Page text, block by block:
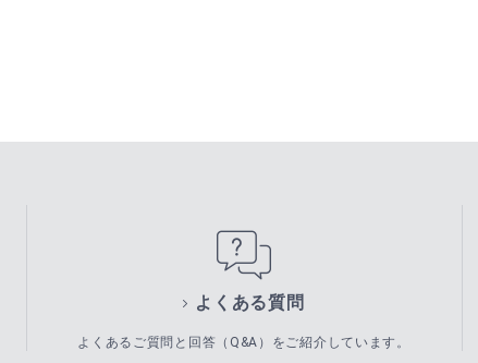
よくある質問
よくあるご質問と回答（Q&A）をご紹介しています。